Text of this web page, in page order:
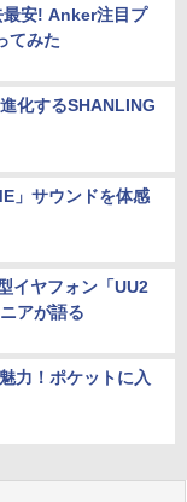
安! Anker注目プ
てみた
化するSHANLING
」サウンドを体感
イヤフォン「UU2
アが語る
力！ポケットに入